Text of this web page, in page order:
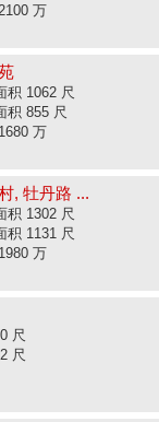
万
积 1062 尺
积 855 尺
万
, 牡丹路 ...
积 1302 尺
积 1131 尺
万
尺
尺